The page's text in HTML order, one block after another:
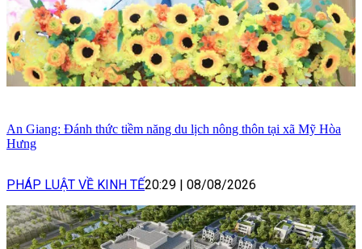
An Giang: Đánh thức tiềm năng du lịch nông thôn tại xã Mỹ Hòa
Hưng
PHÁP LUẬT VỀ KINH TẾ20:29 08/08/2026